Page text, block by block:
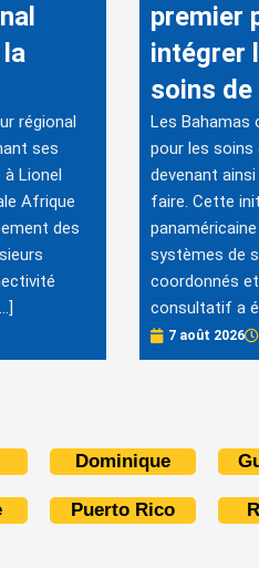
régional
ses
Lionel
Afrique
des
premier
intégrer
soins
Les Bahamas
pour les soins
devenant
faire. Cette
systèmes de
coordonnés
consultatif a
7 août 2026
Dominique
Puerto Rico